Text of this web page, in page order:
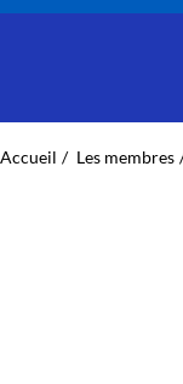
Accueil Les membres